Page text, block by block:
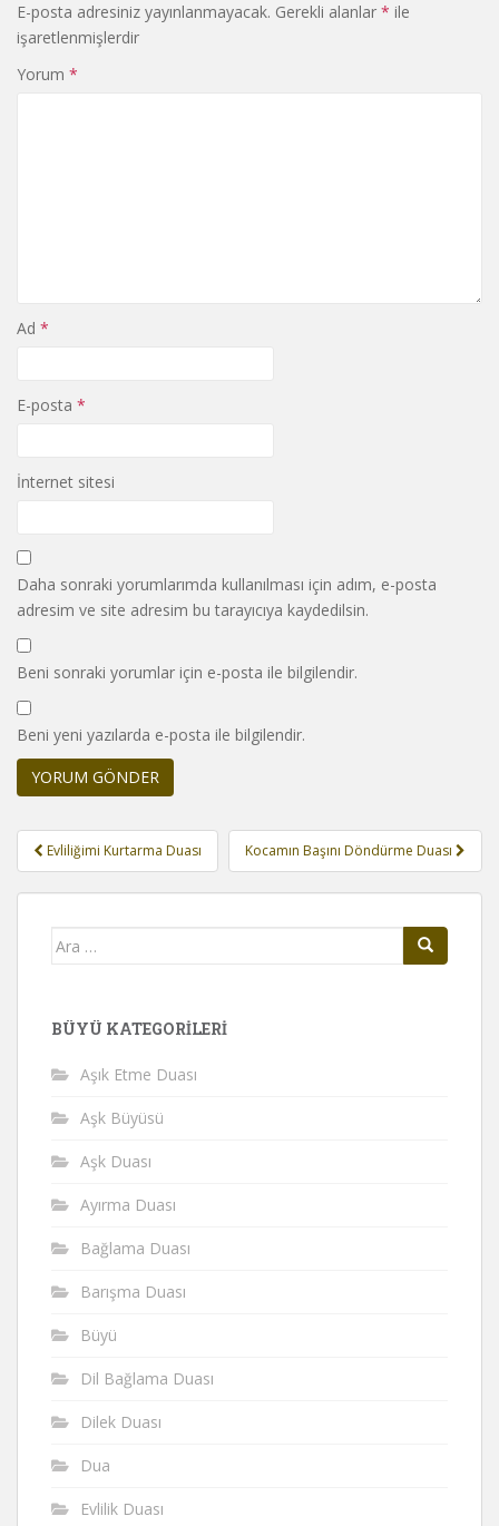
E-posta adresiniz yayınlanmayacak. Gerekli alanlar * ile
işaretlenmişlerdir
Yorum *
Ad *
E-posta *
İnternet sitesi
Daha sonraki yorumlarımda kullanılması için adım, e-posta
adresim ve site adresim bu tarayıcıya kaydedilsin.
Beni sonraki yorumlar için e-posta ile bilgilendir.
Beni yeni yazılarda e-posta ile bilgilendir.
Yazı
gezinmesi
Evliliğimi Kurtarma Duası Kocamın Başını Döndürme Duası
Arama
BÜYÜ KATEGORILERI
Aşık Etme Duası
Aşk Büyüsü
Aşk Duası
Ayırma Duası
Bağlama Duası
Barışma Duası
Büyü
Dil Bağlama Duası
Dilek Duası
Dua
Evlilik Duası